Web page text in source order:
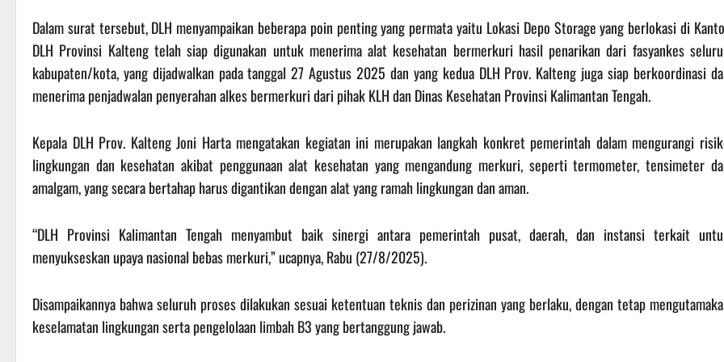
Dalam surat tersebut, DLH menyampaikan beberapa poin penting yang permata yaitu Lokasi Depo Storage yang berlokasi di
DLH Provinsi Kalteng telah siap digunakan untuk menerima alat kesehatan bermerkuri hasil penarikan dari fasyankes
kabupaten/kota, yang dijadwalkan pada tanggal 27 Agustus 2025 dan yang kedua DLH Prov. Kalteng juga siap berkoordinasi
menerima penjadwalan penyerahan alkes bermerkuri dari pihak KLH dan Dinas Kesehatan Provinsi Kalimantan Tengah.
Kepala DLH Prov. Kalteng Joni Harta mengatakan kegiatan ini merupakan langkah konkret pemerintah dalam mengurangi
lingkungan dan kesehatan akibat penggunaan alat kesehatan yang mengandung merkuri, seperti termometer, tensimeter
amalgam, yang secara bertahap harus digantikan dengan alat yang ramah lingkungan dan aman.
“DLH Provinsi Kalimantan Tengah menyambut baik sinergi antara pemerintah pusat, daerah, dan instansi terkait
menyukseskan upaya nasional bebas merkuri,” ucapnya, Rabu (27/8/2025).
Disampaikannya bahwa seluruh proses dilakukan sesuai ketentuan teknis dan perizinan yang berlaku, dengan tetap
keselamatan lingkungan serta pengelolaan limbah B3 yang bertanggung jawab.